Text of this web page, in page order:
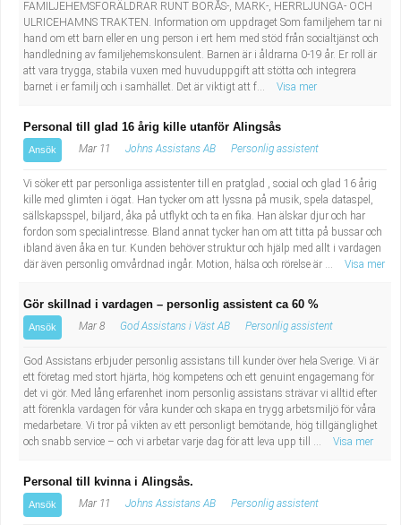
FAMILJEHEMSFÖRÄLDRAR RUNT BORÅS-, MARK-, HERRLJUNGA- OCH
ULRICEHAMNS TRAKTEN. Information om uppdraget Som familjehem tar ni
hand om ett barn eller en ung person i ert hem med stöd från socialtjänst och
handledning av familjehemskonsulent. Barnen är i åldrarna 0-19 år. Er roll är
att vara trygga, stabila vuxen med huvuduppgift att stötta och integrera
barnet i er familj och i samhället. Det är viktigt att f...
Visa mer
Personal till glad 16 årig kille utanför Alingsås
Ansök Mar 11 Johns Assistans AB Personlig assistent
Vi söker ett par personliga assistenter till en pratglad , social och glad 16 årig
kille med glimten i ögat. Han tycker om att lyssna på musik, spela dataspel,
sällskapsspel, biljard, åka på utflykt och ta en fika. Han älskar djur och har
fordon som specialintresse. Bland annat tycker han om att titta på bussar och
ibland även åka en tur. Kunden behöver struktur och hjälp med allt i vardagen
där även personlig omvårdnad ingår. Motion, hälsa och rörelse är ...
Visa mer
Gör skillnad i vardagen – personlig assistent ca 60 %
Ansök Mar 8 God Assistans i Väst AB Personlig assistent
God Assistans erbjuder personlig assistans till kunder över hela Sverige. Vi är
ett företag med stort hjärta, hög kompetens och ett genuint engagemang för
det vi gör. Med lång erfarenhet inom personlig assistans strävar vi alltid efter
att förenkla vardagen för våra kunder och skapa en trygg arbetsmiljö för våra
medarbetare. Vi tror på vikten av ett personligt bemötande, hög tillgänglighet
och snabb service – och vi arbetar varje dag för att leva upp till ...
Visa mer
Personal till kvinna i Alingsås.
Ansök Mar 11 Johns Assistans AB Personlig assistent